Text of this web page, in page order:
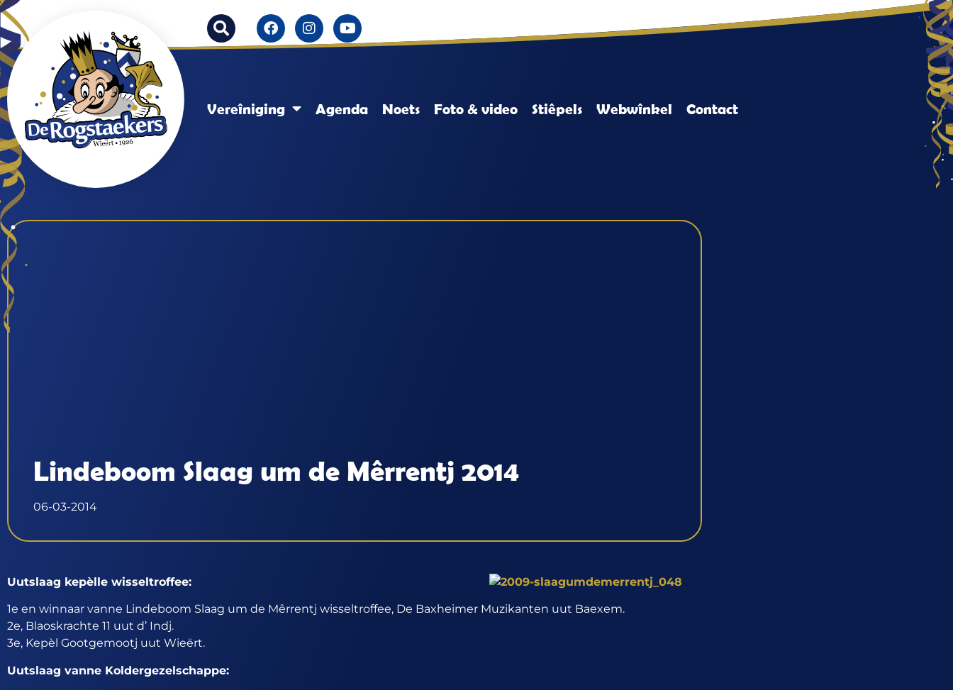
Vereîniging Agenda Noets Foto & video Stiêpels Webwînkel Contact
Lindeboom Slaag um de Mêrrentj 2014
06-03-2014
Uutslaag kepèlle wisseltroffee:
1e en winnaar vanne Lindeboom Slaag um de Mêrrentj wisseltroffee, De Baxheimer Muzikanten uut Baexem.
2e, Blaoskrachte 11 uut d’ Indj.
3e, Kepèl Gootgemootj uut Wieërt.
Uutslaag vanne Koldergezelschappe: